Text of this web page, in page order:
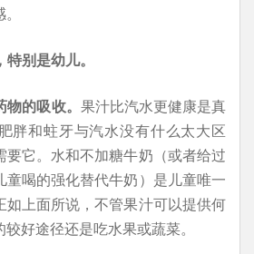
别是幼儿。
的吸收。 果汁比汽水更健康是真
胖和蛀牙与汽水没有什么太大区
要它。水和不加糖牛奶（或者给过
童喝的强化替代牛奶）是儿童唯一
如上面所说，不管果汁可以提供何
好途径还是吃水果或蔬菜。